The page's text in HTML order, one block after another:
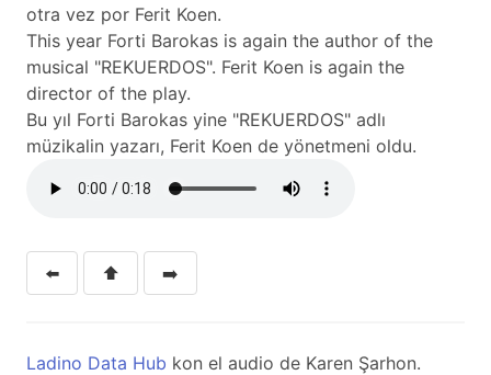
otra vez por Ferit Koen.
This year Forti Barokas is again the author of the
musical "REKUERDOS". Ferit Koen is again the
director of the play.
Bu yıl Forti Barokas yine "REKUERDOS" adlı
müzikalin yazarı, Ferit Koen de yönetmeni oldu.
⬅️ ⬆️ ➡️
Ladino Data Hub kon el audio de Karen Şarhon.